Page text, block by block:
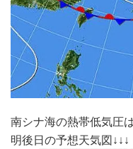
南シナ海の熱帯低気圧
明後日の予想天気図↓↓↓